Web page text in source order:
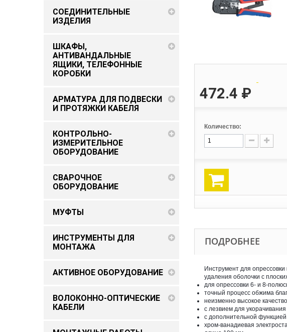
СОЕДИНИТЕЛЬНЫЕ
ИЗДЕЛИЯ
ШКАФЫ,
АНТИВАНДАЛЬНЫЕ
ЯЩИКИ, ТЕЛЕФОННЫЕ
КОРОБКИ
АРМАТУРА ДЛЯ ПОДВЕСКИ
И ПРОТЯЖКИ КАБЕЛЯ
КОНТРОЛЬНО-
ИЗМЕРИТЕЛЬНОЕ
ОБОРУДОВАНИЕ
СВАРОЧНОЕ
ОБОРУДОВАНИЕ
МУФТЫ
ИНСТРУМЕНТЫ ДЛЯ
МОНТАЖА
АКТИВНОЕ ОБОРУДОВАНИЕ
ВОЛОКОННО-ОПТИЧЕСКИЕ
КАБЕЛИ
472.4 ₽
Количество:
ПОДРОБНЕЕ
Инструмент для
удаления оболочки с
для опрессовки 6- и 8-
точный процесс обжима
неизменно высокое
с лезвием для
с дополнительной
хром-ванадиевая